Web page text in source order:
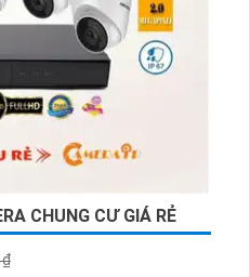
CHUNG CƯ GIÁ RẺ